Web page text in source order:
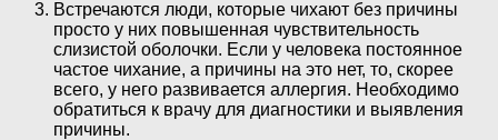
Встречаются люди, которые чихают без причины
просто у них повышенная чувствительность
слизистой оболочки. Если у человека постоянное
частое чихание, а причины на это нет, то, скорее
всего, у него развивается аллергия. Необходимо
обратиться к врачу для диагностики и выявления
причины.